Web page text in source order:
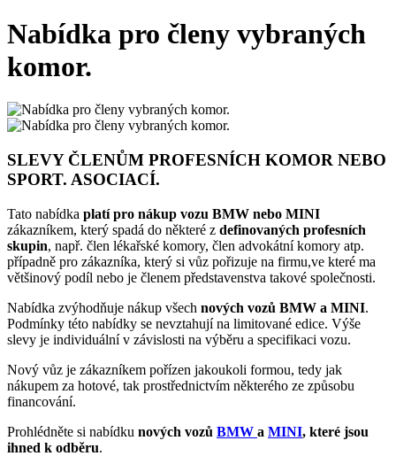
Nabídka pro členy vybraných
komor.
SLEVY ČLENŮM PROFESNÍCH KOMOR NEBO
SPORT. ASOCIACÍ.
Tato nabídka platí pro nákup vozu BMW nebo MINI
zákazníkem, který spadá do některé z definovaných profesních
skupin, např. člen lékařské komory, člen advokátní komory atp.
případně pro zákazníka, který si vůz pořizuje na firmu,ve které ma
většinový podíl nebo je členem představenstva takové společnosti.
Nabídka zvýhodňuje nákup všech nových vozů BMW a MINI.
Podmínky této nabídky se nevztahují na limitované edice. Výše
slevy je individuální v závislosti na výběru a specifikaci vozu.
Nový vůz je zákazníkem pořízen jakoukoli formou, tedy jak
nákupem za hotové, tak prostřednictvím některého ze způsobu
financování.
Prohlédněte si nabídku nových vozů BMW a MINI, které jsou
ihned k odběru.